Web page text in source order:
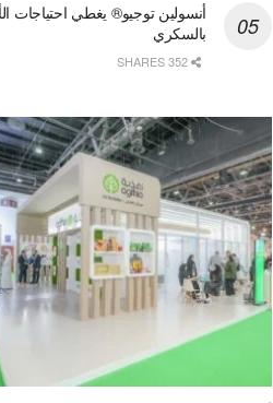
أنسولين توجيو® يغطي احتياجات
بالسكري